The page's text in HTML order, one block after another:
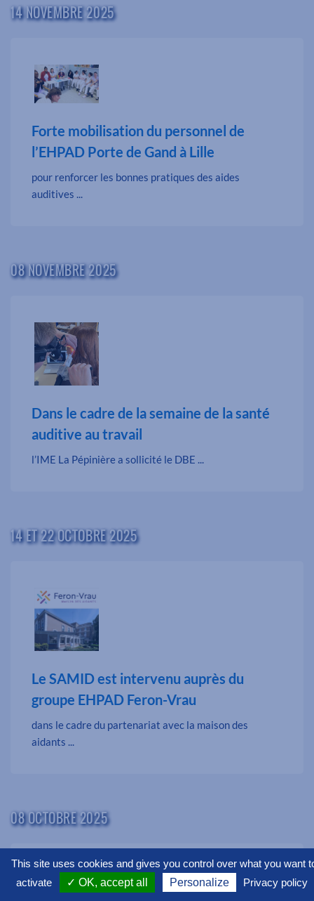
14 NOVEMBRE 2025
Forte mobilisation du personnel de
l’EHPAD Porte de Gand à Lille
pour renforcer les bonnes pratiques des aides
auditives ...
08 NOVEMBRE 2025
Dans le cadre de la semaine de la santé
auditive au travail
l’IME La Pépinière a sollicité le DBE ...
14 ET 22 OCTOBRE 2025
Le SAMID est intervenu auprès du
groupe EHPAD Feron-Vrau
dans le cadre du partenariat avec la maison des
aidants ...
08 OCTOBRE 2025
This site uses cookies and gives you control over what you want
activate
✓ OK, accept all Personalize Privacy policy